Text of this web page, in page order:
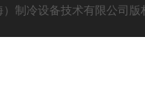
制冷设备技术有限公司版